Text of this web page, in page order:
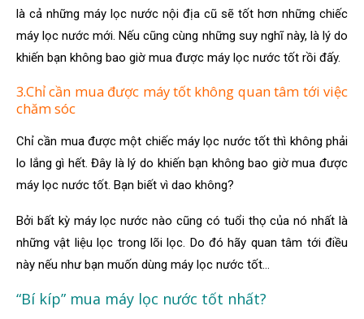
là cả những máy lọc nước nội địa cũ sẽ tốt hơn những chiếc
máy lọc nước mới. Nếu cũng cùng những suy nghĩ này, là lý do
khiến bạn không bao giờ mua được máy lọc nước tốt rồi đấy.
3.Chỉ cần mua được máy tốt không quan tâm tới việc
chăm sóc
Chỉ cần mua được một chiếc máy lọc nước tốt thì không phải
lo lắng gì hết. Đây là lý do khiến bạn không bao giờ mua được
máy lọc nước tốt. Bạn biết vì dao không?
Bởi bất kỳ máy lọc nước nào cũng có tuổi thọ của nó nhất là
những vật liệu lọc trong lõi lọc. Do đó hãy quan tâm tới điều
này nếu như bạn muốn dùng máy lọc nước tốt…
“Bí kíp” mua máy lọc nước tốt nhất?